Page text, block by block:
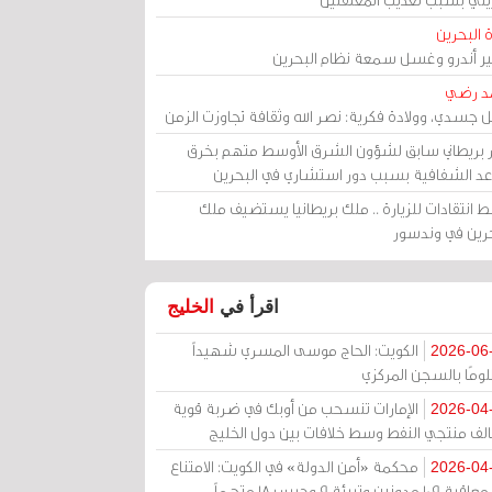
البحرين
أندرو وغسل سمعة نظام البحرين
رضي
جسدي، وولادة فكرية: نصر الله وثقافة تجاوزت الزمن
بريطاني سابق لشؤون الشرق الأوسط متهم بخرق
الشفافية بسبب دور استشاري في البحرين
انتقادات للزيارة .. ملك بريطانيا يستضيف ملك
في وندسور
اقرأ في الخليج
2026-
الكويت: الحاج موسى المسري شهيداً
بالسجن المركزي
2026-
الإمارات تنسحب من أوبك في ضربة قوية
منتجي النفط وسط خلافات بين دول الخليج
2026-
محكمة «أمن الدولة» في الكويت: الامتناع